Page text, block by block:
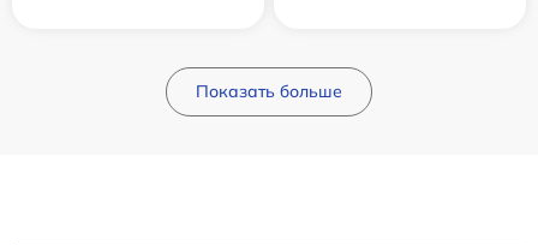
Показать больше